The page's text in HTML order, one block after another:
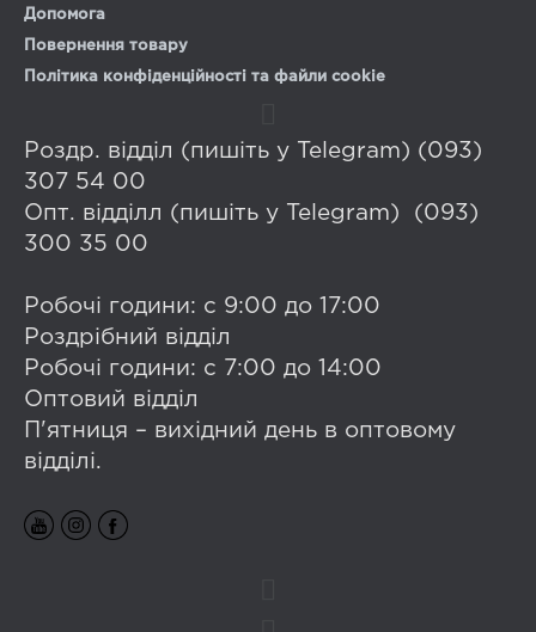
Допомога
Повернення товару
Політика конфіденційності та файли cookie
Роздр. відділ (пишіть у Telegram) (093)
307 54 00
Опт. відділл (пишіть у Telegram) (093)
300 35 00
Робочі години: с 9:00 до 17:00
Роздрібний відділ
Робочі години: с 7:00 до 14:00
Оптовий відділ
П'ятниця – вихідний день в оптовому
відділі.